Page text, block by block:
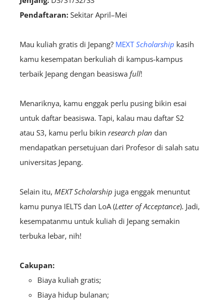
Pendaftaran: Sekitar April–Mei
Mau kuliah gratis di Jepang? MEXT Scholarship kasih
kamu kesempatan berkuliah di kampus-kampus
terbaik Jepang dengan beasiswa full!
Menariknya, kamu enggak perlu pusing bikin esai
untuk daftar beasiswa. Tapi, kalau mau daftar S2
atau S3, kamu perlu bikin research plan dan
mendapatkan persetujuan dari Profesor di salah satu
universitas Jepang.
Selain itu, MEXT Scholarship juga enggak menuntut
kamu punya IELTS dan LoA (Letter of Acceptance). Jadi,
kesempatanmu untuk kuliah di Jepang semakin
terbuka lebar, nih!
Cakupan:
Biaya kuliah gratis;
Biaya hidup bulanan;